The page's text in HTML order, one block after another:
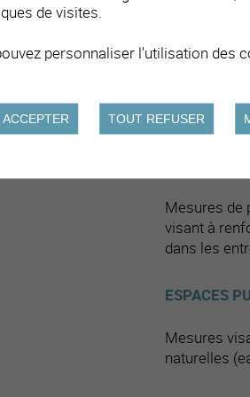
Mesures
enseignants
récréation,
Mesures de
visant à
dans les
ESPACES
Mesures
naturelles
de visites.
personnaliser l'utilisation des
TOUT REFUSER